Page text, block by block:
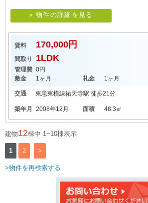
» 物件の詳細を見る
賃料 170,000円
間取り 1LDK
管理費 0円
敷金
1ヶ月 礼金 1ヶ月
交通 東急東横線祐天寺駅 徒歩21分
築年月 2008年12月 面積 48.3㎡
建物12棟中 1~10棟表示
1 2 >
>物件を再検索する